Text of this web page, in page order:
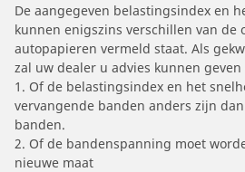
De aangegeven belastingsindex en
kunnen enigszins verschillen van de
autopapieren vermeld staat. Als
zal uw dealer u advies kunnen geven
1. Of de belastingsindex en het
vervangende banden anders zijn
banden.
2. Of de bandenspanning moet
nieuwe maat